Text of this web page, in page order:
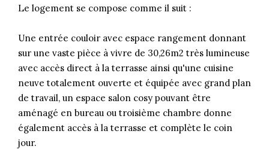
Le logement se compose comme il suit :
Une entrée couloir avec espace rangement donnant
sur une vaste pièce à vivre de 30,26m2 très lumineuse
avec accès direct à la terrasse ainsi qu'une cuisine
neuve totalement ouverte et équipée avec grand plan
de travail, un espace salon cosy pouvant être
aménagé en bureau ou troisième chambre donne
également accès à la terrasse et complète le coin
jour.